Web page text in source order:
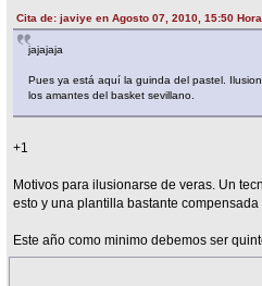
Cita de: javiye en Agosto 07, 2010, 15:50
jajajaja
Pues ya está aquí la guinda del pastel.
los amantes del basket sevillano.
+1
Motivos para ilusionarse de veras. Un
esto y una plantilla bastante
Este año como minimo debemos ser